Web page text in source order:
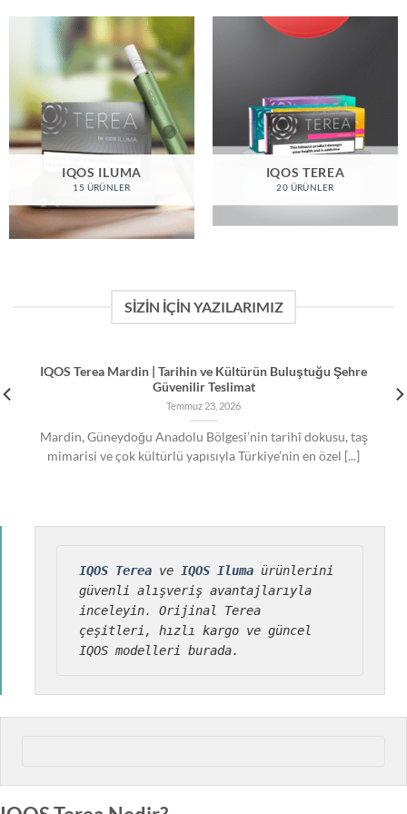
IQOS ILUMA
15 ÜRÜNLER
IQOS TEREA
20 ÜRÜNLER
SİZİN İÇİN YAZILARIMIZ
IQOS Terea Mardin | Tarihin ve Kültürün Buluştuğu Şehre
Güvenilir Teslimat
Temmuz 23, 2026
Mardin, Güneydoğu Anadolu Bölgesi’nin tarihî dokusu, taş
mimarisi ve çok kültürlü yapısıyla Türkiye’nin en özel [...]
IQOS Terea ve IQOS Iluma ürünlerini
güvenli alışveriş avantajlarıyla
inceleyin. Orijinal Terea
çeşitleri, hızlı kargo ve güncel
IQOS modelleri burada.